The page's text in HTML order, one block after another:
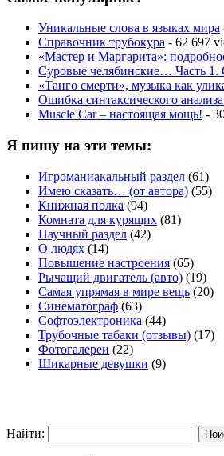
Уникальные слова в языках мира
Справочник трубокура - 62 697
«Мастер и Маргарита»:
Суровые челябинские… Часть
«Танго смерти», музыка как
Ошибка синтаксического
Muscle Car – настоящая мощь! -
Я пишу на эти темы:
Игроманиакальный раздел (61)
Имею сказать… (от автора) (55)
Книжная полка (94)
Комната для курящих (81)
Научный раздел (42)
О людях (14)
Повышение настроения (65)
Рычащий двигатель (авто) (19)
Самая упрямая в мире вещь (20)
Синематограф (63)
Софтоэлектроника (44)
Трубочные табаки (отзывы) (17)
Фотогалереи (22)
Шикарные девушки (9)
Найти: